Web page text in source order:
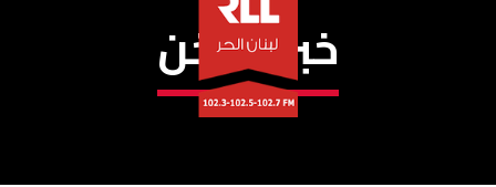
خبر ساخن